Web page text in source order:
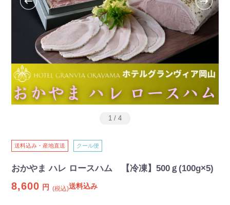
1 / 4
送料込み・産地直送 クール便
おかやま ハレ ロースハム 【冷凍】500ｇ(100g×5)
8,600 円 (税込)送料込み